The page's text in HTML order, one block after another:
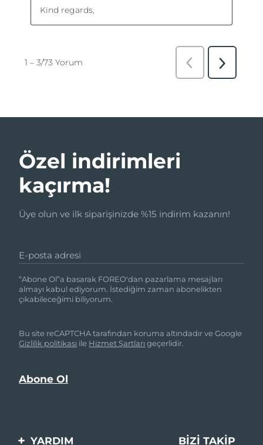
Özel indirimleri
kaçırma!
Üye olun ve ilk siparişinizde %15 indirim kazanın!
E-posta adresi
“Abone Ol”a basarak FOREO'dan pazarlama mesajları
almayı kabul ediyorum. İstediğim zaman abonelikten
çıkabileceğimi biliyorum.
Bu site reCAPTCHA tarafından koruma altındadır ve Google
Gizlilik politikası ile Hizmet Şartlarıgeçerlidir.
YARDIM BIZI TAKIP